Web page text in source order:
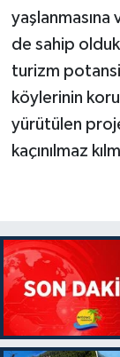
yaşlanmasına
de sahip
turizm
köylerinin
yürütülen
kaçınılmaz